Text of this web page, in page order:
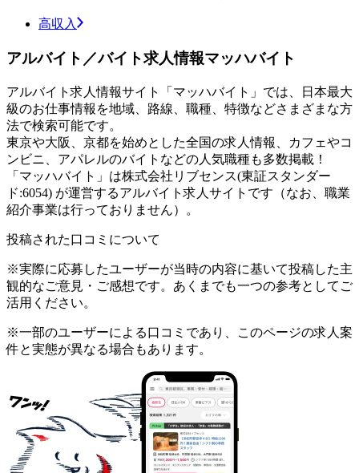
高収入
アルバイト／バイト求人情報マッハバイト
アルバイト求人情報サイト「マッハバイト」では、日本最大
級のお仕事情報を地域、路線、職種、特徴などさまざまな方
法で検索可能です。
東京や大阪、京都を始めとした全国の求人情報、カフェやコ
ンビニ、アパレルのバイトなどの人気職種も多数掲載！
「マッハバイト」は株式会社リブセンス(東証スタンダー
ド:6054) が運営するアルバイト求人サイトです（なお、職業
紹介事業は行っておりません）。
投稿された口コミについて
※実際に応募したユーザーが当時の内容に基いて投稿した主
観的なご意見・ご感想です。あくまでも一つの参考としてご
活用ください。
※一部のユーザーによる口コミであり、このページの求人案
件と実態が異なる場合もあります。